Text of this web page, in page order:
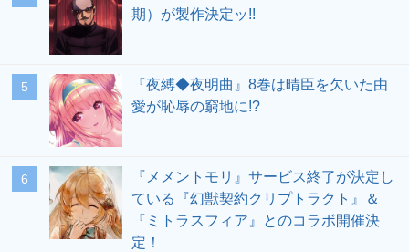
期）が製作決定ッ!!
『夜縛◆夜明曲』8巻は晴臣を欠いた由
愛が恥辱の窮地に!?
『メメントモリ』サービス終了が決定し
ている『幻獣契約クリプトラクト』＆
『ミトラスフィア』とのコラボ開催決
定！